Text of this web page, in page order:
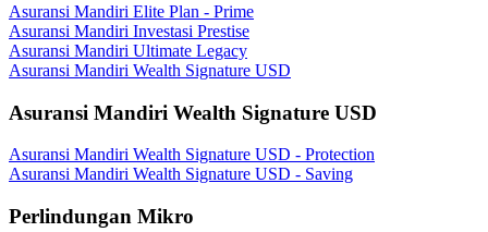
Asuransi Mandiri Elite Plan - Prime
Asuransi Mandiri Investasi Prestise
Asuransi Mandiri Ultimate Legacy
Asuransi Mandiri Wealth Signature USD
Asuransi Mandiri Wealth Signature USD
Asuransi Mandiri Wealth Signature USD - Protection
Asuransi Mandiri Wealth Signature USD - Saving
Perlindungan Mikro